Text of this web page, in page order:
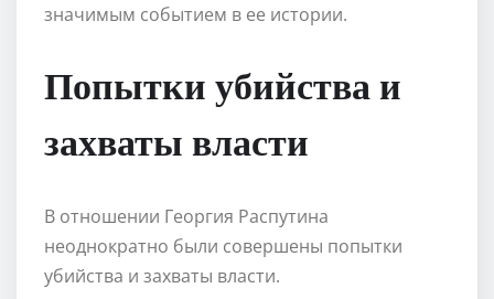
значимым событием в ее истории.
Попытки убийства и
захваты власти
В отношении Георгия Распутина
неоднократно были совершены попытки
убийства и захваты власти.